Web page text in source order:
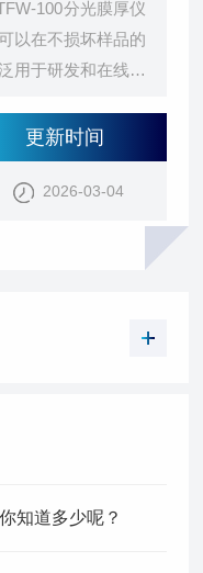
100分光膜厚仪
以在不损坏样品的
用于研发和在线质
更新时间
2026-03-04
知道多少呢？